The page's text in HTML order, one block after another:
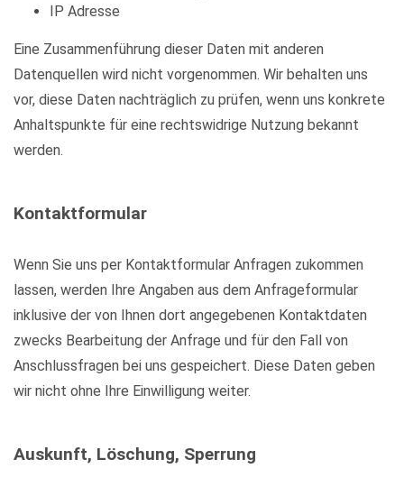
IP Adresse
Eine Zusammenführung dieser Daten mit anderen
Datenquellen wird nicht vorgenommen. Wir behalten uns
vor, diese Daten nachträglich zu prüfen, wenn uns konkrete
Anhaltspunkte für eine rechtswidrige Nutzung bekannt
werden.
Kontaktformular
Wenn Sie uns per Kontaktformular Anfragen zukommen
lassen, werden Ihre Angaben aus dem Anfrageformular
inklusive der von Ihnen dort angegebenen Kontaktdaten
zwecks Bearbeitung der Anfrage und für den Fall von
Anschlussfragen bei uns gespeichert. Diese Daten geben
wir nicht ohne Ihre Einwilligung weiter.
Auskunft, Löschung, Sperrung